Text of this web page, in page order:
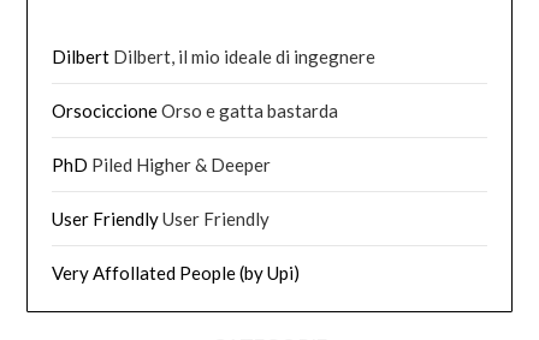
Dilbert Dilbert, il mio ideale di ingegnere
OrsociccioneOrso e gatta bastarda
PhD Piled Higher & Deeper
User FriendlyUser Friendly
Very Affollated People (by Upi)